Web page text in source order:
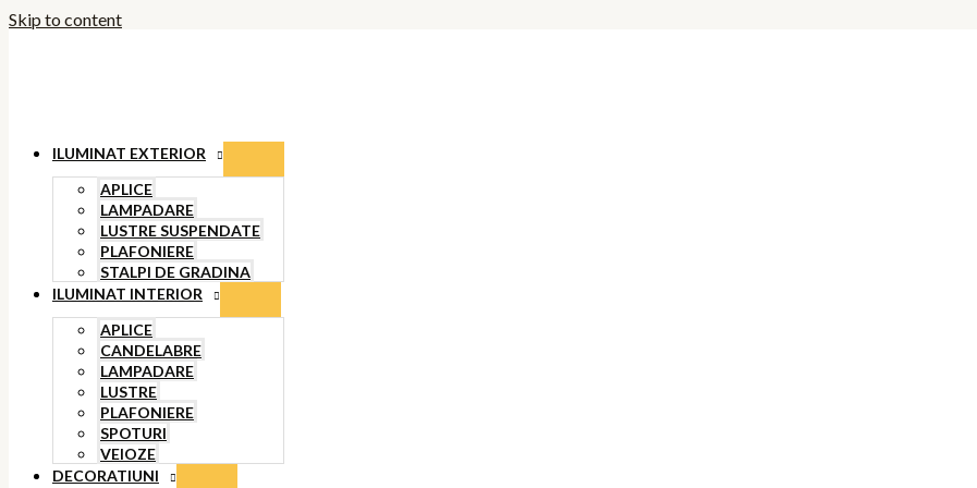
Skip to content
ILUMINAT EXTERIOR
APLICE
LAMPADARE
LUSTRE SUSPENDATE
PLAFONIERE
STALPI DE GRADINA
ILUMINAT INTERIOR
APLICE
CANDELABRE
LAMPADARE
LUSTRE
PLAFONIERE
SPOTURI
VEIOZE
DECORATIUNI